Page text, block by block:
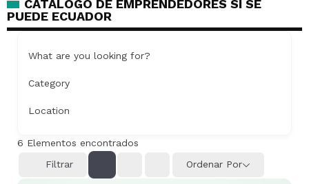
CATALOGO DE EMPRENDEDORES SI SE
PUEDE ECUADOR
What are you looking for?
Category
Location
6 Elementos encontrados
Filtrar
Ordenar Por